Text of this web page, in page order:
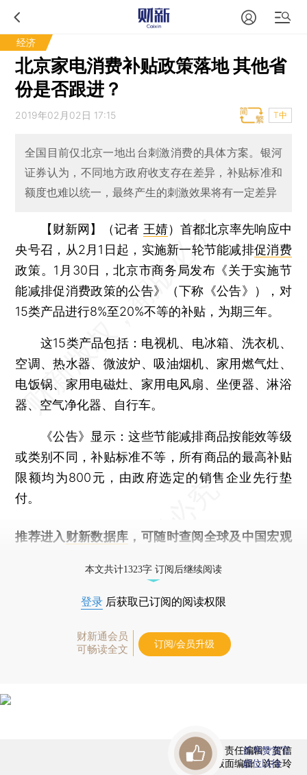
经济
北京家电消费补贴政策落地 其他省
份是否跟进？
2019年02月02日 17:15 T中
全国目前仅北京一地出台刺激消费的具体方案。银河
证券认为，不同地方政府收支存在差异，补贴标准和
额度也难以统一，最终产生的刺激效果将有一定差异
【财新网】（记者 王婧） 首都北京率先响应中
央号召，从2月1日起，实施新一轮节能减排促消费
政策。1月30日，北京市商务局发布《关于实施节
能减排促消费政策的公告》（下称《公告》），对
15类产品进行8%至20%不等的补贴，为期三年。
这15类产品包括：电视机、电冰箱、洗衣机、
空调、热水器、微波炉、吸油烟机、家用燃气灶、
电饭锅、家用电磁灶、家用电风扇、坐便器、淋浴
器、空气净化器、自行车。
《公告》显示：这些节能减排商品按能效等级
或类别不同，补贴标准不等，所有商品的最高补贴
限额均为800元，由政府选定的销售企业先行垫
付。
推荐进入 财新数据库 ，可随时查阅全球及中国宏观
本文共计1323字 订阅后继续阅读
登录 后获取已订阅的阅读权限
财新通会员
可畅读全文
订阅/会员升级
责任编辑：贺信
版面编辑：许金玲
首席赞赏官
虚位以待